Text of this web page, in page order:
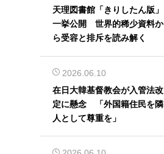
天理図書館「きりしたん版」
一挙公開 世界的稀少資料か
ら受容と排斥を読み解く
2026.06.10
在日大韓基督教会が入管法改
定に懸念 「外国籍住民を隣
人として尊重を」